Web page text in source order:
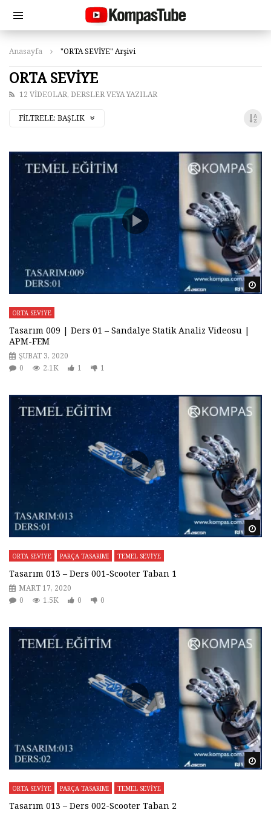
Anasayfa "ORTA SEVİYE" Arşivi
ORTA SEVİYE
12 VIDEOLAR, DERSLER VEYA YAZILAR
FILTRELE: BAŞLIK
ORTA SEVİYE
Tasarım 009 | Ders 01 – Sandalye Statik Analiz Videosu |
APM-FEM
ŞUBAT 3, 2020
0
2.1K 1 1
ORTA SEVİYE PARÇA TASARIMI TEMEL SEVİYE
Tasarım 013 – Ders 001-Scooter Taban 1
MART 17, 2020
0
1.5K 0 0
ORTA SEVİYE PARÇA TASARIMI TEMEL SEVİYE
Tasarım 013 – Ders 002-Scooter Taban 2